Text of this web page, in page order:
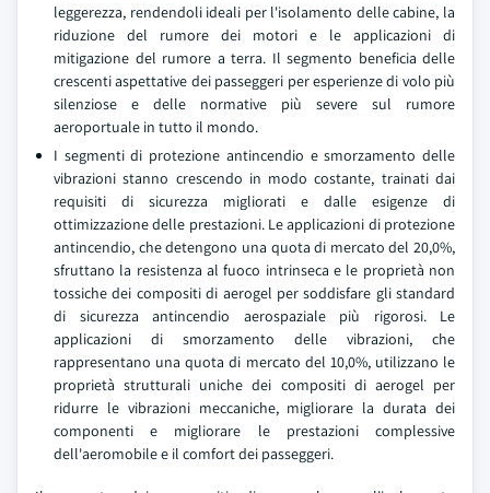
leggerezza, rendendoli ideali per l'isolamento delle cabine, la
riduzione del rumore dei motori e le applicazioni di
mitigazione del rumore a terra. Il segmento beneficia delle
crescenti aspettative dei passeggeri per esperienze di volo più
silenziose e delle normative più severe sul rumore
aeroportuale in tutto il mondo.
I segmenti di protezione antincendio e smorzamento delle
vibrazioni stanno crescendo in modo costante, trainati dai
requisiti di sicurezza migliorati e dalle esigenze di
ottimizzazione delle prestazioni. Le applicazioni di protezione
antincendio, che detengono una quota di mercato del 20,0%,
sfruttano la resistenza al fuoco intrinseca e le proprietà non
tossiche dei compositi di aerogel per soddisfare gli standard
di sicurezza antincendio aerospaziale più rigorosi. Le
applicazioni di smorzamento delle vibrazioni, che
rappresentano una quota di mercato del 10,0%, utilizzano le
proprietà strutturali uniche dei compositi di aerogel per
ridurre le vibrazioni meccaniche, migliorare la durata dei
componenti e migliorare le prestazioni complessive
dell'aeromobile e il comfort dei passeggeri.